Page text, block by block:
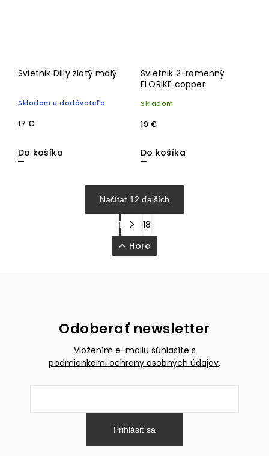
Svietnik Dilly zlatý malý
Skladom u dodávateľa
17 €
Do košíka
Svietnik 2-ramenný
FLORIKE copper
Skladom
19 €
Do košíka
Načítať 12 ďalších
1
18
Hore
Odoberať newsletter
Vložením e-mailu súhlasíte s
podmienkami ochrany osobných údajov.
Prihlásiť sa